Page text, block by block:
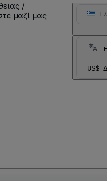
US$
/
μαζί μας